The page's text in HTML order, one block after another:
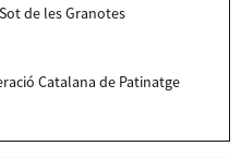
de les Granotes
Catalana de Patinatge